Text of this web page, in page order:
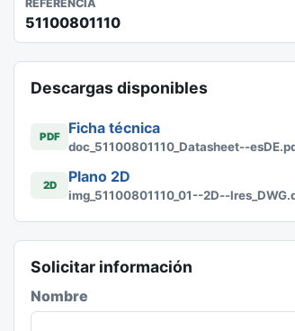
REFERENCIA
51100801110
Descargas disponibles
PDF Ficha técnica
doc_51100801110_Datasheet--
2D Plano 2D
img_51100801110_01--2D--
Solicitar información
Nombre